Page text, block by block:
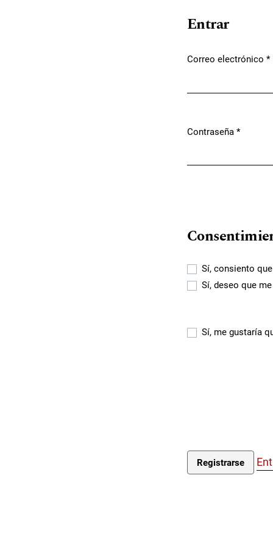
Entrar
Correo electrónico *
Contraseña *
Sí, consiento
Sí, deseo que
Sí, me gustaría
Registrarse